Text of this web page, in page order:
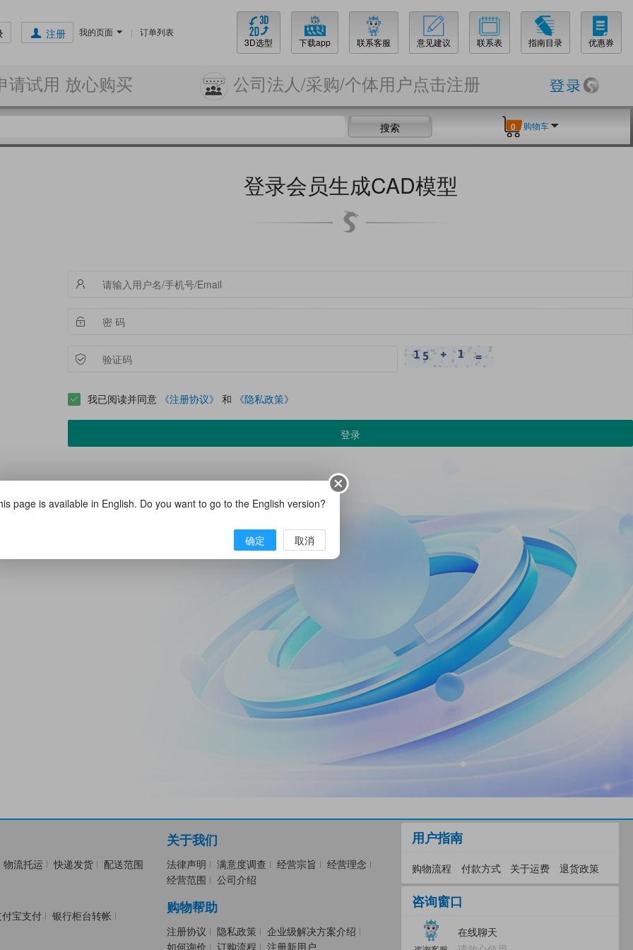
注册 我的页面 |
订单列表
3D选型
下载app 联系客服 意见建议 联系表 指南目录 优惠券
试用 放心购买 公司法人/采购/个体用户点击注册
搜索 0 购物车
登录会员生成CAD模型
我已阅读并同意 《注册协议》 和 《隐私政策》
登录
物流托运 快递发货 配送范围
宝支付 银行柜台转帐
关于我们
法律声明 满意度调查 经营宗旨
经营理念
经营范围
公司介绍
购物帮助
注册协议 隐私政策
企业级解决方案介绍
如何询价
订购流程 注册新用户
用户指南
购物流程 付款方式 关于运费 退货政策
咨询窗口
在线聊天
page is available in English. Do you want to go to the English version?
确定 取消